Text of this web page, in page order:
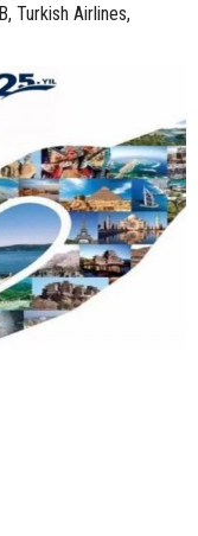
Turkish Airlines,